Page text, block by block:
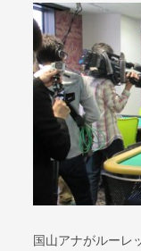
国山アナがルーレ